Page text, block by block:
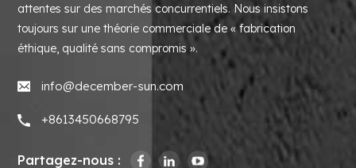
attentes sur des marchés concurrentiels. Nous insistons
toujours sur une théorie commerciale de « fabrication
éthique, qualité sans compromis ».
info@december-sun.com
+8613450668795
Partagez-nous :